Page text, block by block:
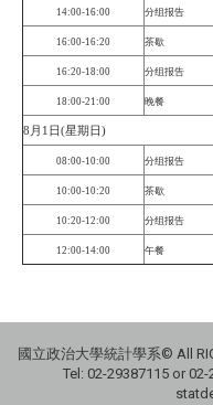
14:00-16:00 分组报告
16:00-16:20 茶歇
16:20-18:00 分组报告
18:00-21:00 晚餐
8月1日(星期日)
08:00-10:00 分组报告
10:00-10:20 茶歇
10:20-12:00 分组报告
12:00-14:00 午餐
國立政治大學統計學系© All
Tel: 02-29387115 or